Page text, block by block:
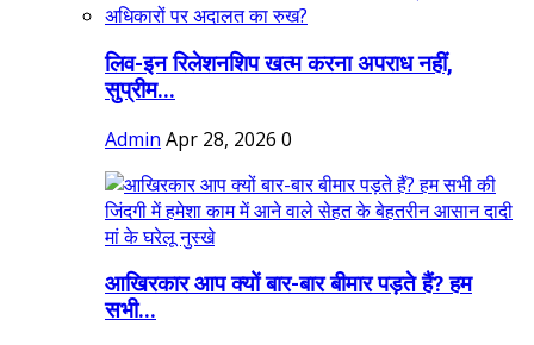
लिव-इन रिलेशनशिप खत्म करना अपराध नहीं,
सुप्रीम...
Admin Apr 28, 2026 0
आखिरकार आप क्यों बार-बार बीमार पड़ते हैं? हम
सभी...